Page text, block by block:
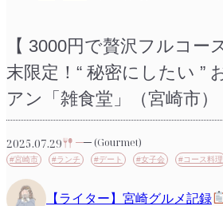
【 3000円で贅沢フルコー
末限定！“ 秘密にしたい ”
アン「雑食堂」（宮崎市）
2025.07.29 (Gourmet)
#宮崎市 #ランチ #デート #女子会 #コース料理
【ライター】宮崎グルメ記録